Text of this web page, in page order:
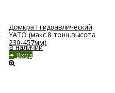
Домкрат гидравлический
YATO (макс.8 тонн,высота
230-457мм)
В наличии
Вход